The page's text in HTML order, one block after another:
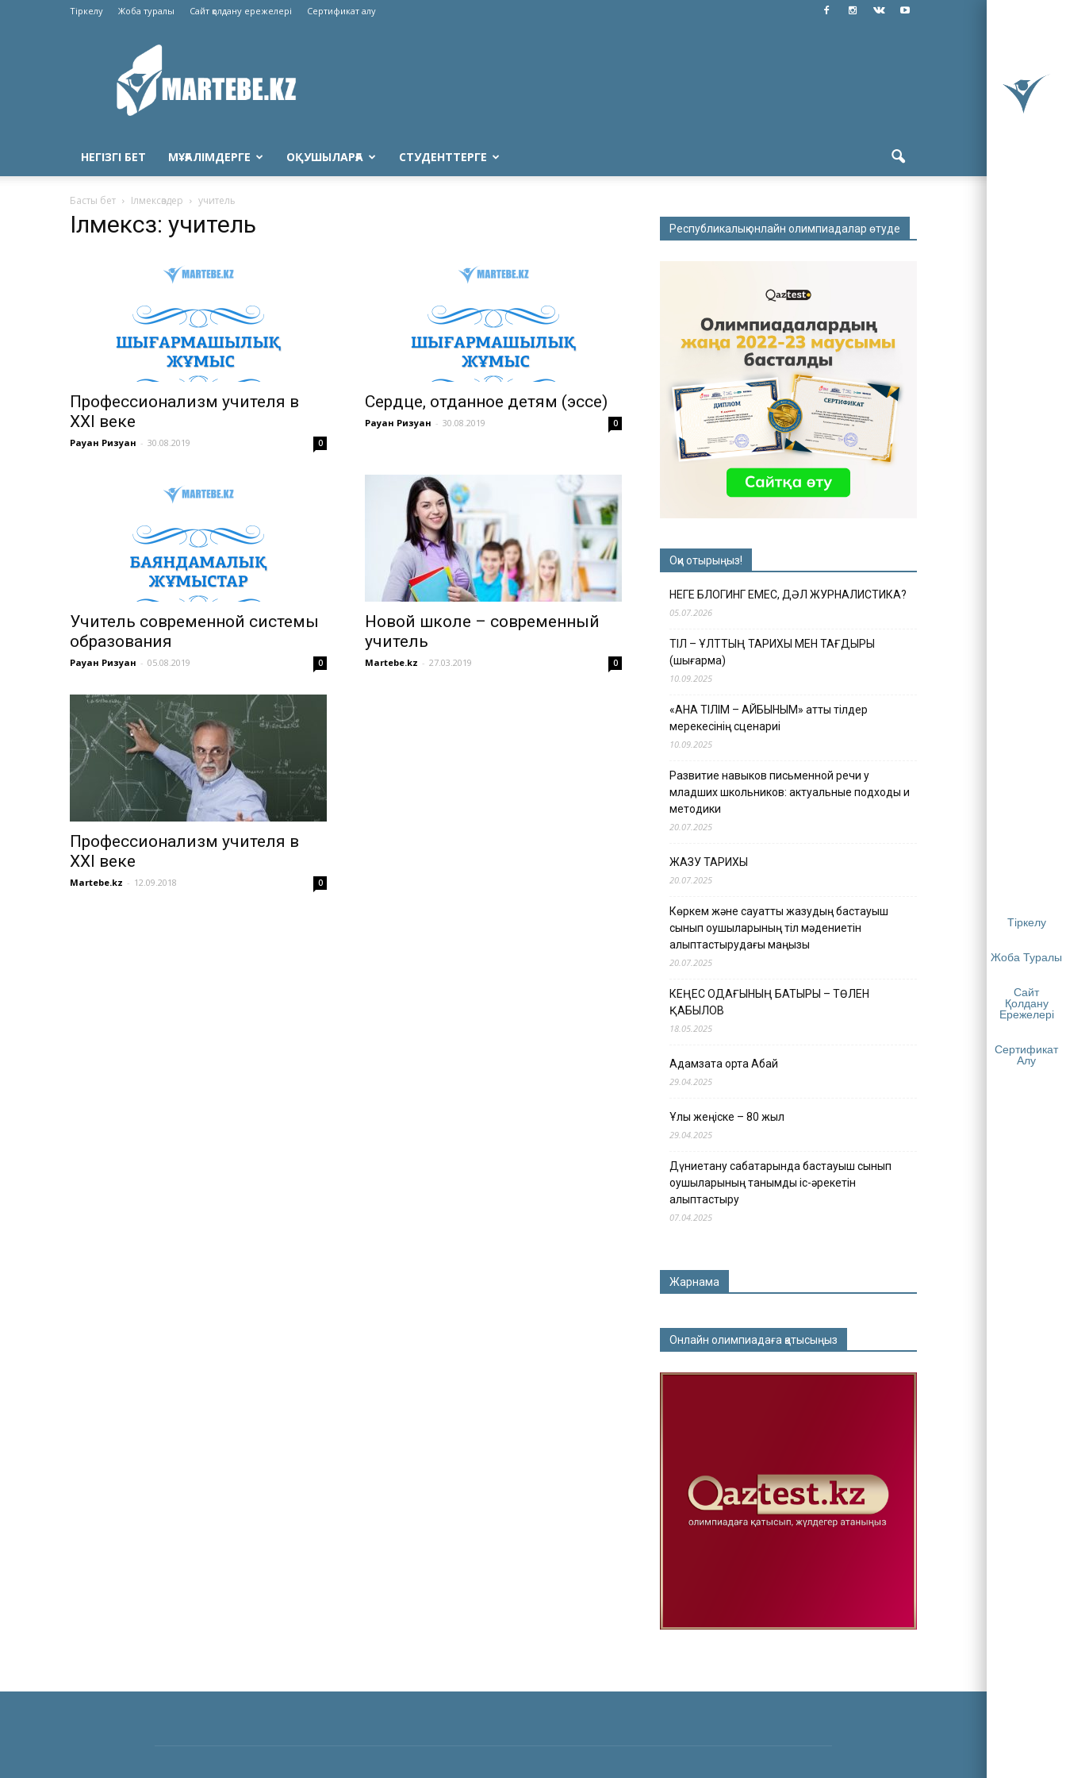
Тіркелу
Жоба Туралы
Сайт
Қолдану
Ережелері
Сертификат
Алу
Тіркелу Жоба туралы Сайт қолдану ережелері Сертификат алу
Martebe.kz
білім
сайты
НЕГІЗГІ БЕТ МҰҒАЛІМДЕРГЕ ОҚУШЫЛАРҒА СТУДЕНТТЕРГЕ
Басты бет Ілмексөздер учитель
Ілмексөз: учитель
Профессионализм учителя в
ХХІ веке
Рауан Ризуан - 30.08.2019 0
Сердце, отданное детям (эссе)
Рауан Ризуан - 30.08.2019 0
Учитель современной системы
образования
Рауан Ризуан - 05.08.2019 0
Новой школе – современный
учитель
Martebe.kz - 27.03.2019 0
Профессионализм учителя в
ХХІ веке
Martebe.kz - 12.09.2018 0
Республикалық онлайн олимпиадалар өтуде
Оқи отырыңыз!
НЕГЕ БЛОГИНГ ЕМЕС, ДӘЛ ЖУРНАЛИСТИКА?
05.07.2026
ТІЛ – ҰЛТТЫҢ ТАРИХЫ МЕН ТАҒДЫРЫ
(шығарма)
10.09.2025
«АНА ТІЛІМ – АЙБЫНЫМ» атты тілдер
мерекесінің сценариі
10.09.2025
Развитие навыков письменной речи у
младших школьников: актуальные подходы и
методики
20.07.2025
ЖАЗУ ТАРИХЫ
20.07.2025
Көркем және сауатты жазудың бастауыш
сынып оқушыларының тіл мәдениетін
қалыптастырудағы маңызы
20.07.2025
КЕҢЕС ОДАҒЫНЫҢ БАТЫРЫ – ТӨЛЕН
ҚАБЫЛОВ
18.05.2025
Адамзатқа ортақ Абай
29.04.2025
Ұлы жеңіске – 80 жыл
29.04.2025
Дүниетану сабақтарында бастауыш сынып
оқушыларының танымдық іс-әрекетін
қалыптастыру
07.04.2025
Жарнама
Онлайн олимпиадаға қатысыңыз